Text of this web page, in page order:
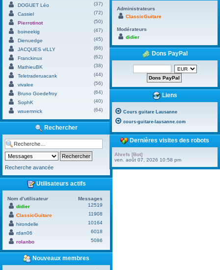
DOGUET Léo
(37)
Cassiel
(72)
Pierrotinot
(50)
boineekig
(47)
Dienuedge
(45)
JACQUES vILLY
(66)
Franckinux
(62)
MathieuBK
(38)
Teletraderuacank
(44)
vivalee
(56)
Bruno Goedefroy
(64)
SophK
(40)
wsuemnick
(64)
Rechercher
Recherche avancée
Utilisateurs actifs
Nom d’utilisateur
Messages
didier
12519
ClassicGuitare
11908
hirondelle
10164
rdan06
6018
rolanbo
5086
Nouveaux membres
Administrateurs
ClassicGuitare
Modérateurs
didier
Dons PayPal
Liens
Cours guitare Lausanne
cours-guitare-lausanne.com
Dernières visites des robots
Ahrefs [Bot]
ven. août 07, 2026 10:58 pm